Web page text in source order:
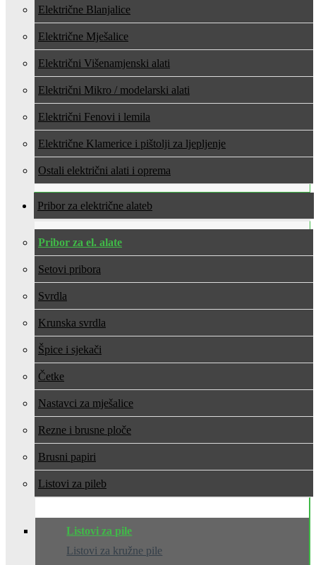
Električne Blanjalice
Električne Mješalice
Električni Višenamjenski alati
Električni Mikro / modelarski alati
Električni Fenovi i lemila
Električne Klamerice i pištolji za ljepljenje
Ostali električni alati i oprema
Pribor za električne alate
Pribor za el. alate
Setovi pribora
Svrdla
Krunska svrdla
Špice i sjekači
Četke
Nastavci za mješalice
Rezne i brusne ploče
Brusni papiri
Listovi za pile
Listovi za pile
Listovi za kružne pile